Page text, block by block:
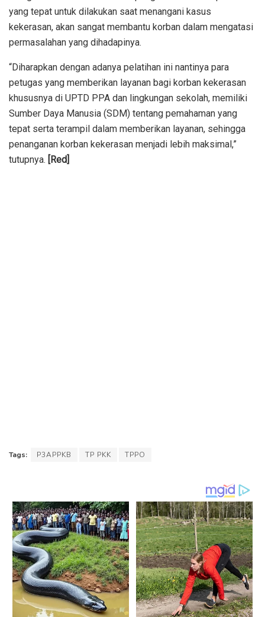
yang tepat untuk dilakukan saat menangani kasus
kekerasan, akan sangat membantu korban dalam mengatasi
permasalahan yang dihadapinya.
“Diharapkan dengan adanya pelatihan ini nantinya para
petugas yang memberikan layanan bagi korban kekerasan
khususnya di UPTD PPA dan lingkungan sekolah, memiliki
Sumber Daya Manusia (SDM) tentang pemahaman yang
tepat serta terampil dalam memberikan layanan, sehingga
penanganan korban kekerasan menjadi lebih maksimal,”
tutupnya. [Red]
Tags: P3APPKB TP PKK TPPO